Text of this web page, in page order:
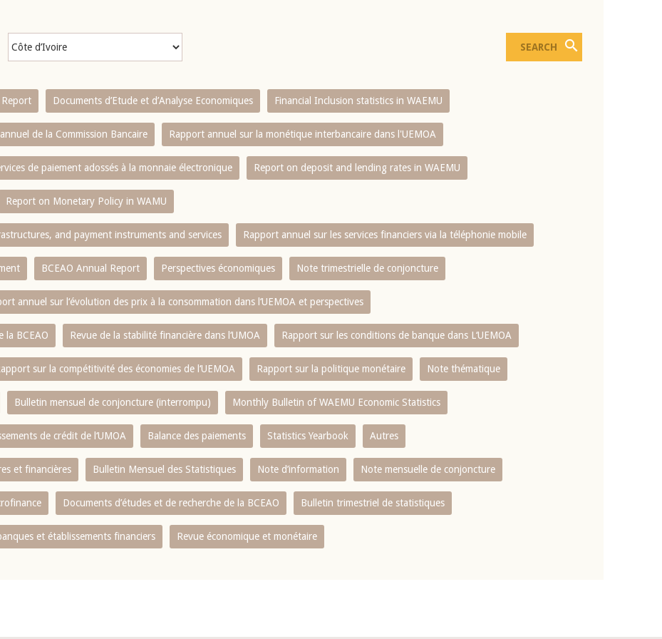
Documents d’Etude et d’Analyse Economiques Financial Inclusion statistics in WAEMU
de la Commission Bancaire Rapport annuel sur la monétique interbancaire dans l'UEMOA
de paiement adossés à la monnaie électronique Report on deposit and lending rates in WAEMU
Report on Monetary Policy in WAMU
and payment instruments and services Rapport annuel sur les services financiers via la téléphonie mobile
BCEAO Annual Report Perspectives économiques Note trimestrielle de conjoncture
annuel sur l‘évolution des prix à la consommation dans l‘UEMOA et perspectives
la BCEAO Revue de la stabilité financière dans l‘UMOA Rapport sur les conditions de banque dans L‘UEMOA
sur la compétitivité des économies de l‘UEMOA Rapport sur la politique monétaire Note thématique
Bulletin mensuel de conjoncture (interrompu) Monthly Bulletin of WAEMU Economic Statistics
de crédit de l‘UMOA Balance des paiements Statistics Yearbook Autres
et financières Bulletin Mensuel des Statistiques Note d’information Note mensuelle de conjoncture
Documents d’études et de recherche de la BCEAO Bulletin trimestriel de statistiques
et établissements financiers Revue économique et monétaire